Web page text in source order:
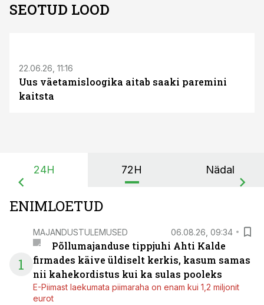
SEOTUD LOOD
22.06.26, 11:16
Uus väetamisloogika aitab saaki paremini
kaitsta
24H 72H Nädal
ENIMLOETUD
1
MAJANDUSTULEMUSED 06.08.26, 09:34
Põllumajanduse tippjuhi Ahti Kalde
firmades käive üldiselt kerkis, kasum samas
nii kahekordistus kui ka sulas pooleks
E-Piimast laekumata piimaraha on enam kui 1,2 miljonit
eurot